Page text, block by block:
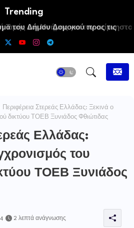
Trending
του Δήμου Δομοκού προς τις
Άννα-Μαρία και Ειρήνη-Μαρίνα
Περιφέρεια Στερεάς Ελλάδας: Ξεκινά ο
δικτύου ΤΟΕΒ Ξυνιάδος Φθιώτιδας
Ελλάδας:
του
ΤΟΕΒ Ξυνιάδος
2 λεπτά ανάγνωσης